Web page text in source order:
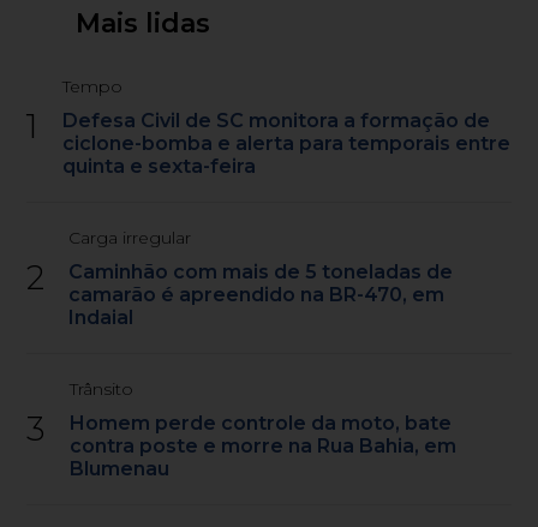
Mais lidas
1
Tempo
Defesa Civil de SC monitora a formação de
ciclone-bomba e alerta para temporais entre
quinta e sexta-feira
2
Carga irregular
Caminhão com mais de 5 toneladas de
camarão é apreendido na BR-470, em
Indaial
3
Trânsito
Homem perde controle da moto, bate
contra poste e morre na Rua Bahia, em
Blumenau